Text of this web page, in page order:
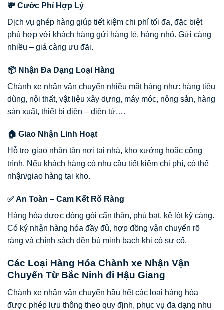
💸 Cước Phí Hợp Lý
Dịch vụ ghép hàng giúp tiết kiệm chi phí tối đa, đặc biệt
phù hợp với khách hàng gửi hàng lẻ, hàng nhỏ. Gửi càng
nhiều – giá càng ưu đãi.
📦 Nhận Đa Dạng Loại Hàng
Chành xe nhận vận chuyển nhiều mặt hàng như: hàng tiêu
dùng, nội thất, vật liệu xây dựng, máy móc, nông sản, hàng
sản xuất, thiết bị điện – điện tử,…
🏠 Giao Nhận Linh Hoạt
Hỗ trợ giao nhận tận nơi tại nhà, kho xưởng hoặc công
trình. Nếu khách hàng có nhu cầu tiết kiệm chi phí, có thể
nhận/giao hàng tại kho.
✅ An Toàn – Cam Kết Rõ Ràng
Hàng hóa được đóng gói cẩn thận, phủ bạt, kê lót kỹ càng.
Có ký nhận hàng hóa đầy đủ, hợp đồng vận chuyển rõ
ràng và chính sách đền bù minh bạch khi có sự cố.
Các Loại Hàng Hóa Chành xe Nhận Vận
Chuyển Từ Bắc Ninh đi Hậu Giang
Chành xe nhận vận chuyển hầu hết các loại hàng hóa
được phép lưu thông theo quy định, phục vụ đa dạng nhu